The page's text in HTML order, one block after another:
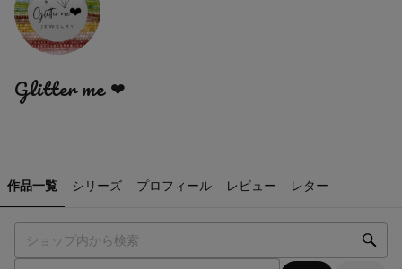
Glitter me ❤︎
作品一覧 シリーズ プロフィール レビュー レター